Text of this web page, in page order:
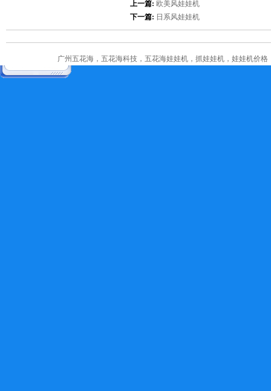
上一篇: 欧美风娃娃机
下一篇: 日系风娃娃机
广州五花海，五花海科技，五花海娃娃机，抓娃娃机，娃娃机价格